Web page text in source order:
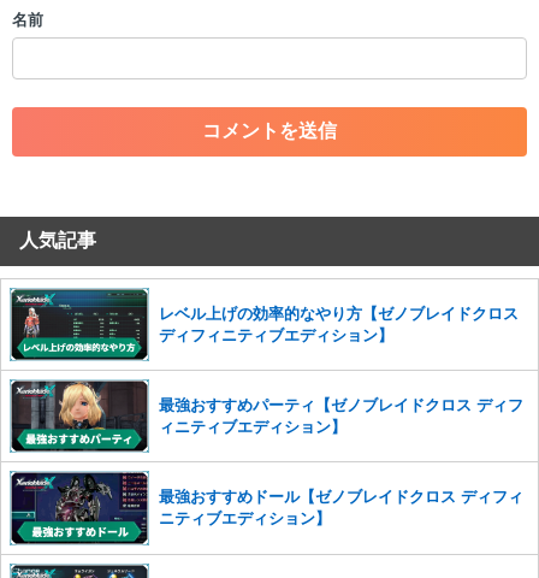
・一度削除された投稿を再び投稿すること
・アカウントの売買など金銭が絡む内容の投稿
・各ゲームのネタバレを含む内容の投稿
・その他、管理者が不適切と判断した投稿
コメントの削除を申請する
せていただきます。ご了承ください。
※一度削除したコメントは復元ができませんのでご注意くだ
さい。
また、過度な利用規約の違反や、弊社に損害の及ぶ内容の書き込みがあ
った場合は、法的措置をとらせていただく場合もございますので、あら
かじめご理解くださいませ。
名前
人気記事
レベル上げの効率的なやり方【ゼノブレイドクロス
ディフィニティブエディション】
最強おすすめパーティ【ゼノブレイドクロス ディフ
ィニティブエディション】
最強おすすめドール【ゼノブレイドクロス ディフィ
ニティブエディション】